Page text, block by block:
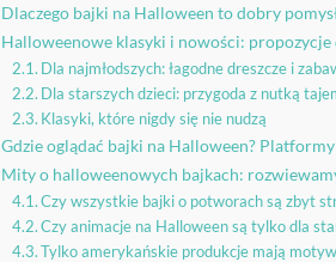
Dlaczego bajki na Halloween to dobry
Halloweenowe klasyki i nowości: propozycje
Dla najmłodszych: łagodne dreszcze i
Dla starszych dzieci: przygoda z nutką
Klasyki, które nigdy się nie nudzą
Gdzie oglądać bajki na Halloween?
Mity o halloweenowych bajkach:
Czy wszystkie bajki o potworach są zbyt
Czy animacje na Halloween są tylko dla
Tylko amerykańskie produkcje mają